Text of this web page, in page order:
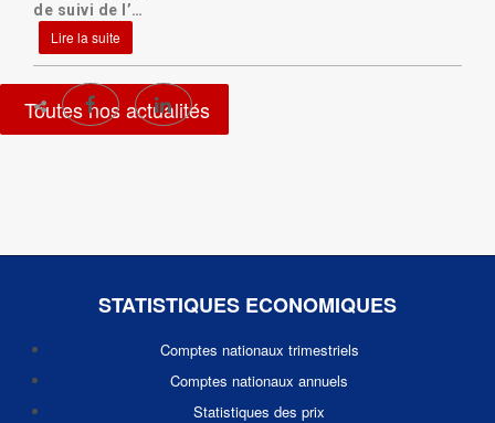
de suivi de l’…
Lire la suite
Toutes nos actualités
STATISTIQUES ECONOMIQUES
Comptes nationaux trimestriels
Comptes nationaux annuels
Statistiques des prix